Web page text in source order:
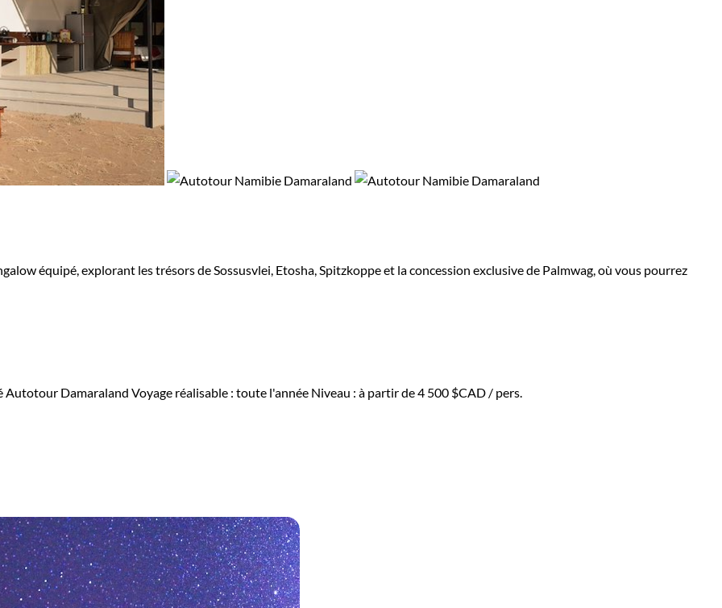
équipé, explorant les trésors de Sossusvlei, Etosha, Spitzkoppe et la concession exclusive de Palmwag, où vous pourrez
Autotour Damaraland Voyage réalisable : toute l'année Niveau : à partir de4 500 $CAD / pers.